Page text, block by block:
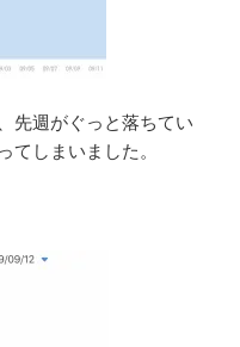
先週がぐっと落ちてい
てしまいました。